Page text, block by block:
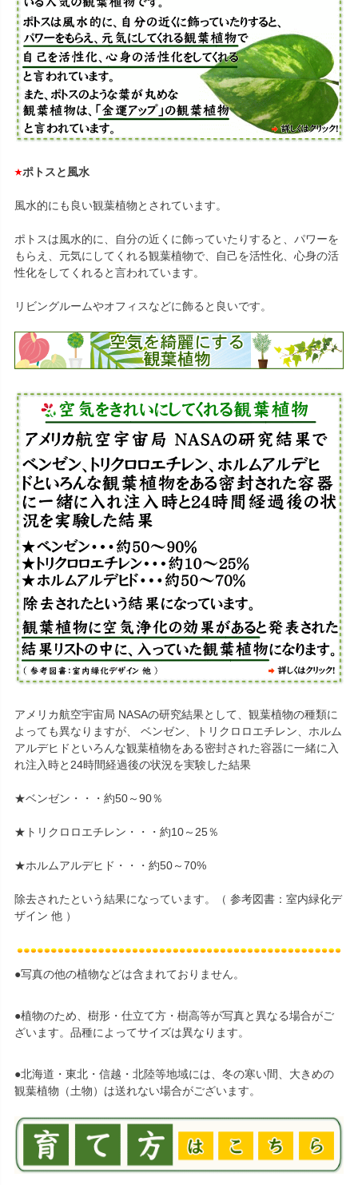
ポトスと風水
風水的にも良い観葉植物とされています。
ポトスは風水的に、自分の近くに飾っていたりすると、パワーを
もらえ、元気にしてくれる観葉植物で、自己を活性化、心身の活
性化をしてくれると言われています。
リビングルームやオフィスなどに飾ると良いです。
アメリカ航空宇宙局 NASAの研究結果として、観葉植物の種類に
よっても異なりますが、 ベンゼン、トリクロロエチレン、ホルム
アルデヒドといろんな観葉植物をある密封された容器に一緒に入
れ注入時と24時間経過後の状況を実験した結果
★ベンゼン・・・約50～90％
★トリクロロエチレン・・・約10～25％
★ホルムアルデヒド・・・約50～70%
除去されたという結果になっています。（ 参考図書：室内緑化デ
ザイン 他 ）
●写真の他の植物などは含まれておりません。
●植物のため、樹形・仕立て方・樹高等が写真と異なる場合がご
ざいます。品種によってサイズは異なります。
●北海道・東北・信越・北陸等地域には、冬の寒い間、大きめの
観葉植物（土物）は送れない場合がございます。